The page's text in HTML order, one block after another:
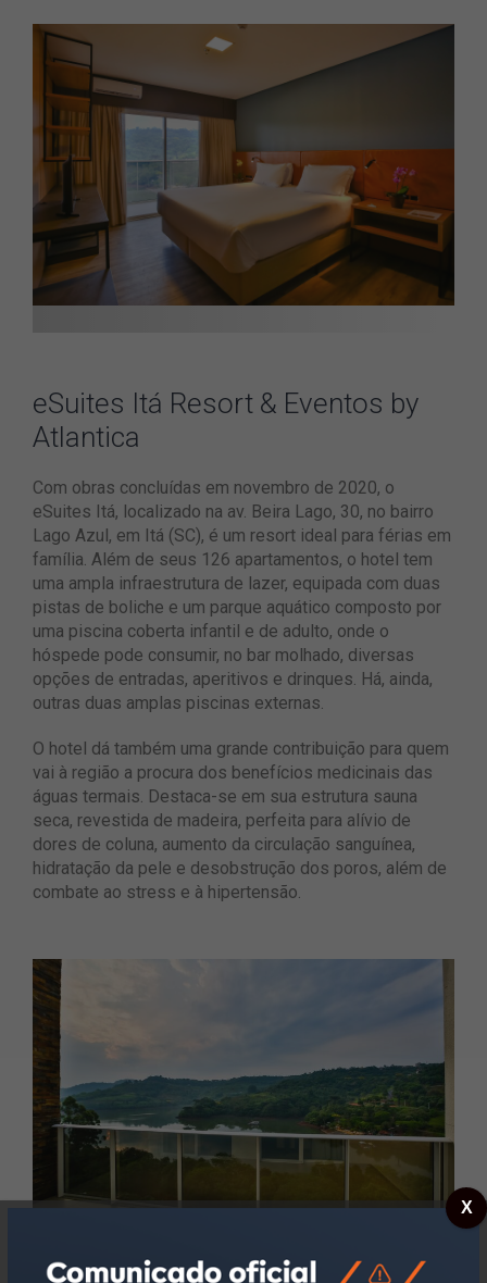
eSuites Itá Resort & Eventos by
Atlantica
Com obras concluídas em novembro de 2020, o
eSuites Itá, localizado na av. Beira Lago, 30, no bairro
Lago Azul, em Itá (SC), é um resort ideal para férias em
família. Além de seus 126 apartamentos, o hotel tem
uma ampla infraestrutura de lazer, equipada com duas
pistas de boliche e um parque aquático composto por
uma piscina coberta infantil e de adulto, onde o
hóspede pode consumir, no bar molhado, diversas
opções de entradas, aperitivos e drinques. Há, ainda,
outras duas amplas piscinas externas.
O hotel dá também uma grande contribuição para quem
vai à região a procura dos benefícios medicinais das
águas termais. Destaca-se em sua estrutura sauna
seca, revestida de madeira, perfeita para alívio de
dores de coluna, aumento da circulação sanguínea,
hidratação da pele e desobstrução dos poros, além de
combate ao stress e à hipertensão.
X